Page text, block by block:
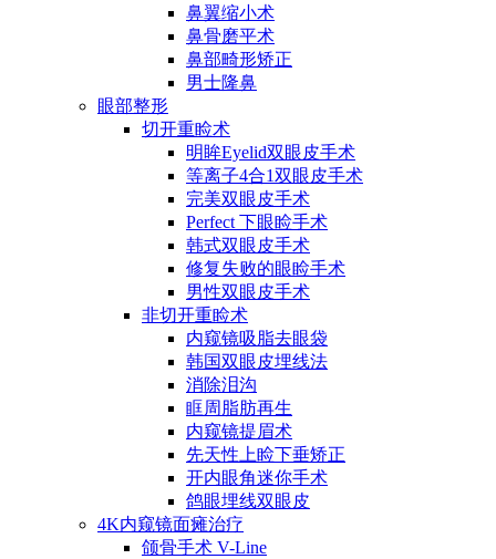
鼻翼缩小术
鼻骨磨平术
鼻部畸形矫正
男士隆鼻
眼部整形
切开重睑术
明眸Eyelid双眼皮手术
等离子4合1双眼皮手术
完美双眼皮手术
Perfect 下眼睑手术
韩式双眼皮手术
修复失败的眼睑手术
男性双眼皮手术
非切开重睑术
内窥镜吸脂去眼袋
韩国双眼皮埋线法
消除泪沟
眶周脂肪再生
内窥镜提眉术
先天性上睑下垂矫正
开内眼角迷你手术
鸽眼埋线双眼皮
4K内窥镜面瘫治疗
颌骨手术 V-Line